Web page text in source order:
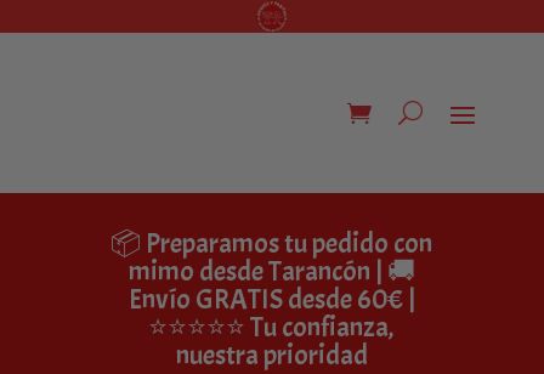
📦 Preparamos tu pedido con
mimo desde Tarancón | 🚚
Envío GRATIS desde 60€ |
⭐⭐⭐⭐⭐ Tu confianza,
nuestra prioridad